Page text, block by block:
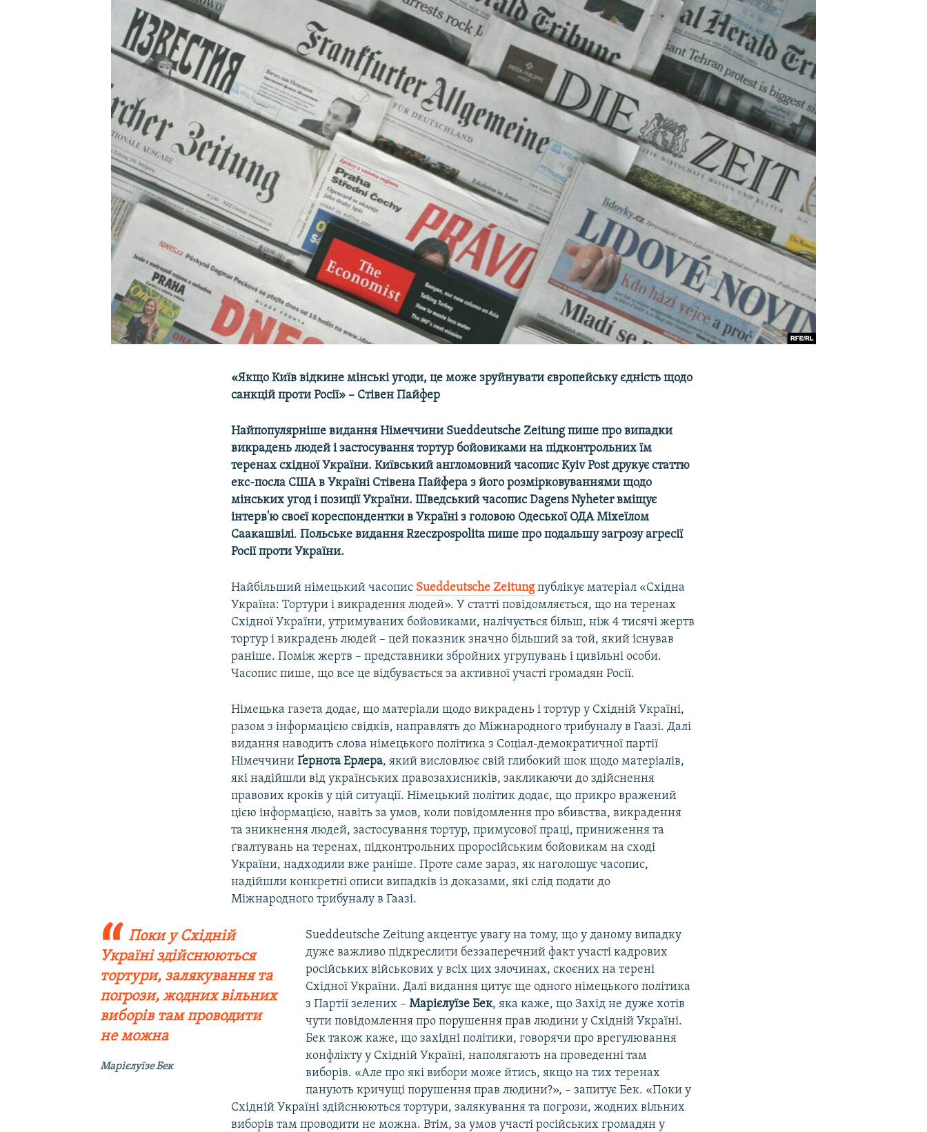
УКРАЇНСЬКА ПРОБЛЕМА КРИМУ
«Якщо Київ відкине мінські угоди, це може зруйнувати європейську єдність щодо
санкцій проти Росії» – Стівен Пайфер
Найпопулярніше видання Німеччини Sueddeutsche Zeitung пише про випадки
викрадень людей і застосування тортур бойовиками на підконтрольних їм
теренах східної України. Київський англомовний часописKyiv Postдрукує статтю
екс-посла США в Україні Стівена Пайфера з його розмірковуваннями щодо
мінських угод і позиції України. Шведський часопис Dagens Nyheter вміщує
інтерв'ю своєї кореспондентки в Україні з головою Одеської ОДА Міхеїлом
Саакашвілі.Польське видання Rzeczpospolita пише про подальшу загрозу агресії
Росії проти України.
Найбільший німецький часопис Sueddeutsche Zeitungпублікує матеріал «Східна
Україна: Тортури і викрадення людей». У статті повідомляється, що на теренах
Східної України, утримуваних бойовиками, налічується більш, ніж 4 тисячі жертв
тортур і викрадень людей – цей показник значно більший за той, який існував
раніше. Поміж жертв – представники збройних угрупувань і цивільні особи.
Часопис пише, що все це відбувається за активної участі громадян Росії.
Німецька газета додає, що матеріали щодо викрадень і тортур у Східній Україні,
разом з інформацією свідків, направлять до Міжнародного трибуналу в Гаазі. Далі
видання наводить слова німецького політика з Соціал-демократичної партії
НімеччиниҐернота Ерлера, який висловлює свій глибокий шок щодо матеріалів,
які надійшли від українських правозахисників, закликаючи до здійснення
правових кроків у цій ситуації. Німецький політик додає, що прикро вражений
цією інформацією, навіть за умов, коли повідомлення про вбивства, викрадення
та зникнення людей, застосування тортур, примусової праці, приниження та
ґвалтувань на теренах, підконтрольних проросійським бойовикам на сході
України, надходили вже раніше. Проте саме зараз, як наголошує часопис,
надійшли конкретні описи випадків із доказами, які слід подати до
Міжнародного трибуналу в Гаазі.
Поки у Східній
Україні здійснюються
тортури, залякування та
погрози, жодних вільних
виборів там проводити
не можна
Марієлуїзе Бек
Sueddeutsche Zeitung акцентує увагу на тому, що у даному випадку
дуже важливо підкреслити беззаперечний факт участі кадрових
російських військових у всіх цих злочинах, скоєних на терені
Східної України. Далі видання цитує ще одного німецького політика
з Партії зелених – Марієлуїзе Бек, яка каже, що Захід не дуже хотів
чути повідомлення про порушення прав людини у Східній Україні.
Бек також каже, що західні політики, говорячи про врегулювання
конфлікту у Східній Україні, наполягають на проведенні там
виборів. «Але про які вибори може йтись, якщо на тих теренах
панують кричущі порушення прав людини?», – запитує Бек. «Поки у
Східній Україні здійснюються тортури, залякування та погрози, жодних вільних
виборів там проводити не можна. Втім, за умов участі російських громадян у